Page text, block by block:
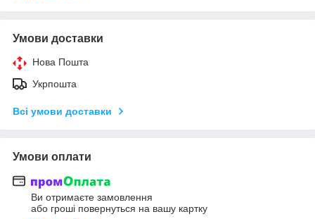
Умови доставки
Нова Пошта
Укрпошта
Всі умови доставки
Умови оплати
Ви отримаєте замовлення
або гроші повернуться на вашу картку